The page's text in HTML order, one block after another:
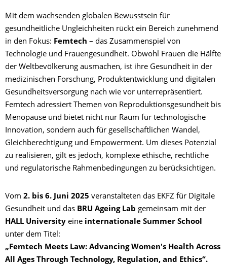
Mit dem wachsenden globalen Bewusstsein für
gesundheitliche Ungleichheiten rückt ein Bereich zunehmend
in den Fokus: Femtech – das Zusammenspiel von
Technologie und Frauengesundheit. Obwohl Frauen die Hälfte
der Weltbevölkerung ausmachen, ist ihre Gesundheit in der
medizinischen Forschung, Produktentwicklung und digitalen
Gesundheitsversorgung nach wie vor unterrepräsentiert.
Femtech adressiert Themen von Reproduktionsgesundheit bis
Menopause und bietet nicht nur Raum für technologische
Innovation, sondern auch für gesellschaftlichen Wandel,
Gleichberechtigung und Empowerment. Um dieses Potenzial
zu realisieren, gilt es jedoch, komplexe ethische, rechtliche
und regulatorische Rahmenbedingungen zu berücksichtigen.
Vom 2. bis 6. Juni 2025 veranstalteten das EKFZ für Digitale
Gesundheit und das BRU Ageing Lab gemeinsam mit der
HALL University eine internationale Summer School
unter dem Titel:
„Femtech Meets Law: Advancing Women's Health Across
All Ages Through Technology, Regulation, and Ethics“.